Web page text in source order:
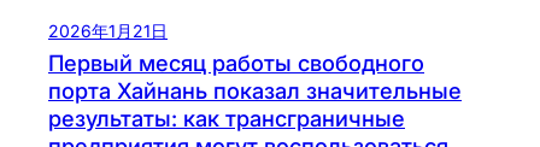
2026年1月21日
Первый месяц работы свободного
порта Хайнань показал значительные
результаты: как трансграничные